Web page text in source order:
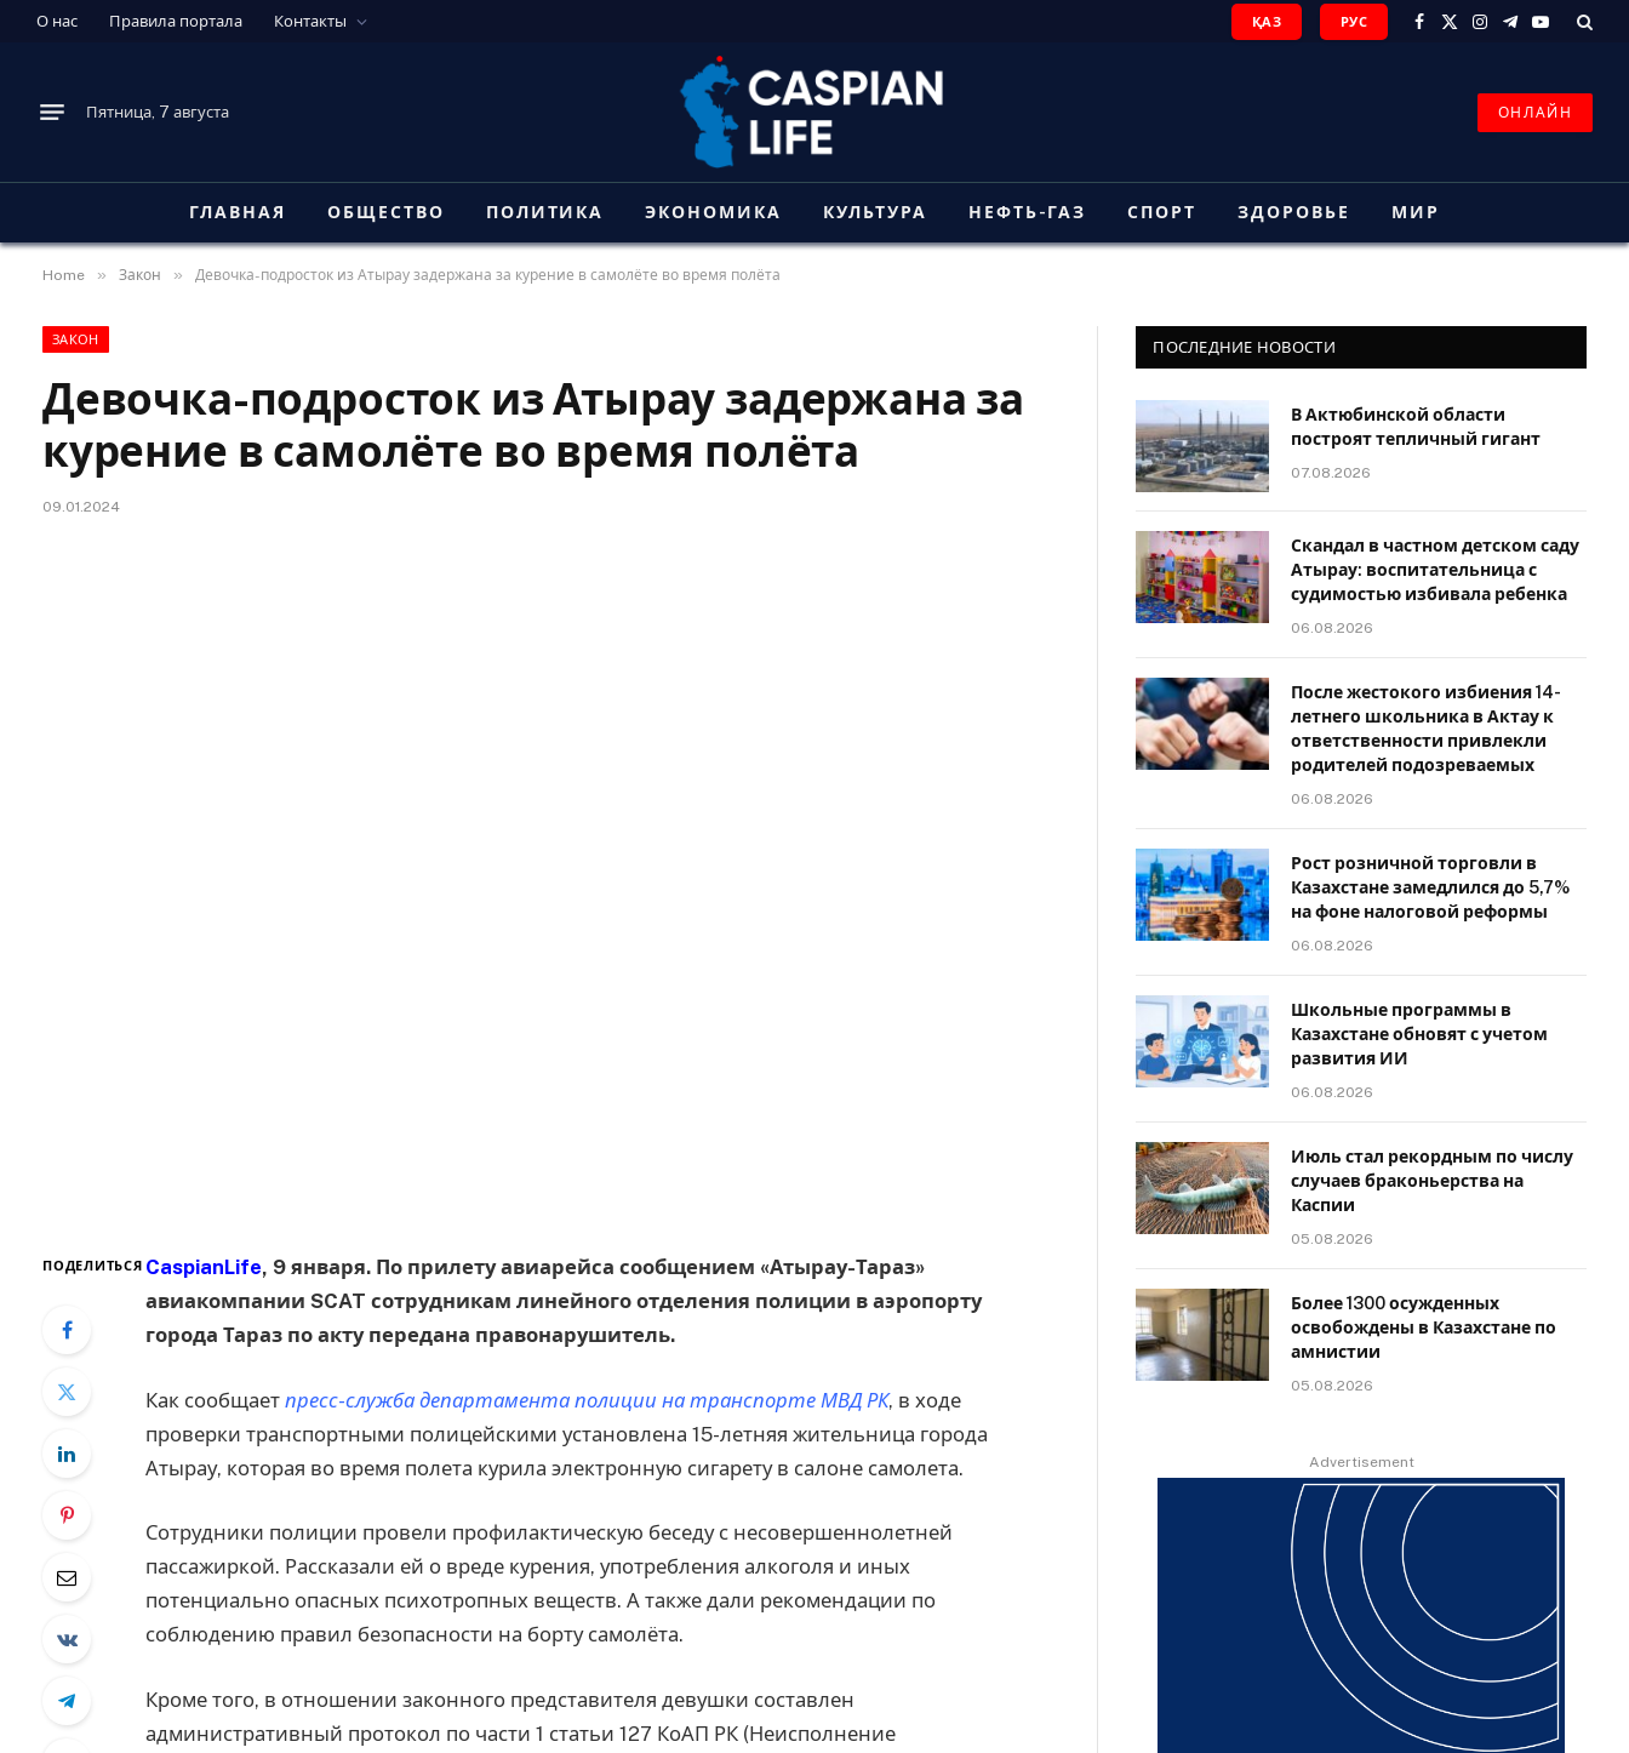
О нас Правила портала Контакты ҚАЗ РУС
Facebook
X
Instagram
Telegram
YouTube
Пятница, 7 августа ОНЛАЙН
ГЛАВНАЯ ОБЩЕСТВО ПОЛИТИКА ЭКОНОМИКА КУЛЬТУРА НЕФТЬ-ГАЗ СПОРТ ЗДОРОВЬЕ МИР
Home » Закон » Девочка-подросток из Атырау задержана за курение в самолёте во время полёта
ЗАКОН
Девочка-подросток из Атырау задержана за
курение в самолёте во время полёта
09.01.2024
ПОДЕЛИТЬСЯ CaspianLife, 9 января. По прилету авиарейса сообщением «Атырау-Тараз»
авиакомпании SCAT сотрудникам линейного отделения полиции в аэропорту
города Тараз по акту передана правонарушитель.
Как сообщает пресс-служба департамента полиции на транспорте МВД РК, в ходе
проверки транспортными полицейскими установлена 15-летняя жительница города
Атырау, которая во время полета курила электронную сигарету в салоне самолета.
Сотрудники полиции провели профилактическую беседу с несовершеннолетней
пассажиркой. Рассказали ей о вреде курения, употребления алкоголя и иных
потенциально опасных психотропных веществ. А также дали рекомендации по
соблюдению правил безопасности на борту самолёта.
Кроме того, в отношении законного представителя девушки составлен
административный протокол по части 1 статьи 127 КоАП РК (Неисполнение
ПОСЛЕДНИЕ НОВОСТИ
В Актюбинской области
построят тепличный гигант
07.08.2026
Скандал в частном детском саду
Атырау: воспитательница с
судимостью избивала ребенка
06.08.2026
После жестокого избиения 14-
летнего школьника в Актау к
ответственности привлекли
родителей подозреваемых
06.08.2026
Рост розничной торговли в
Казахстане замедлился до 5,7%
на фоне налоговой реформы
06.08.2026
Школьные программы в
Казахстане обновят с учетом
развития ИИ
06.08.2026
Июль стал рекордным по числу
случаев браконьерства на
Каспии
05.08.2026
Более 1300 осужденных
освобождены в Казахстане по
амнистии
05.08.2026
Advertisement